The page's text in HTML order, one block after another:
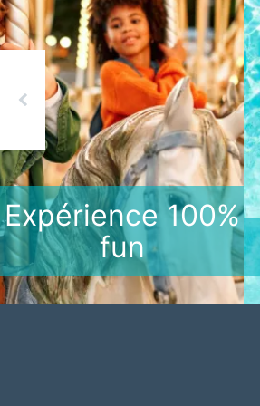
Previous
Expérience 100%
fun